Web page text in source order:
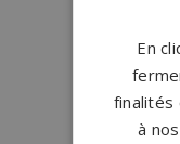
Nos
En
finalités
à nos